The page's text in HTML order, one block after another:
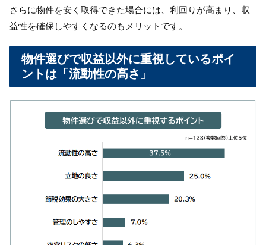
さらに物件を安く取得できた場合には、利回りが高まり、収
益性を確保しやすくなるのもメリットです。
物件選びで収益以外に重視しているポイ
ントは「流動性の高さ」